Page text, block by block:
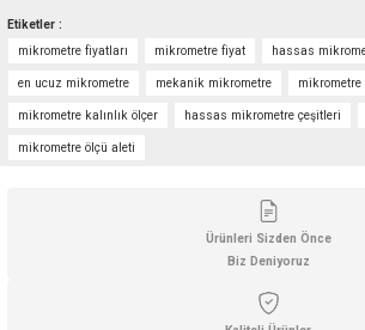
yetersiz gördüğünüz noktaları öneri formunu
iletebilirsiniz.
Görüş ve önerileriniz için teşekkür ederiz.
Ürün resmi kalitesiz, bozuk veya
Ürün bilgilerinde hatalar bulunuyor.
Ürün fiyatı diğer sitelerden daha pahalı.
Bu ürüne benzer farklı alternatifler olmalı.
Etiketler :
mikrometre fiyatları
mikrometre fiyat hassas
en ucuz mikrometre mekanik mikrometre mikrometre
mikrometre kalınlık ölçer hassas mikrometre çeşitleri
mikrometre ölçü aleti
Ürünleri Sizden Önce
Biz Deniyoruz